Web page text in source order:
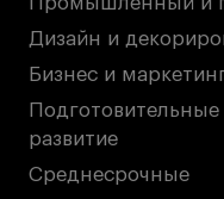
Дизайн и
Бизнес и
развитие
Среднесрочные